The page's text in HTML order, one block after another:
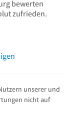
bewerten
zufrieden.
unserer und
nicht auf